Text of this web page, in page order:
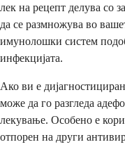
лек на рецепт делува со
да се размножува во
имунолошки систем
инфекцијата.
Ако ви е
може да го разгледа
лекување. Особено е
отпорен на други